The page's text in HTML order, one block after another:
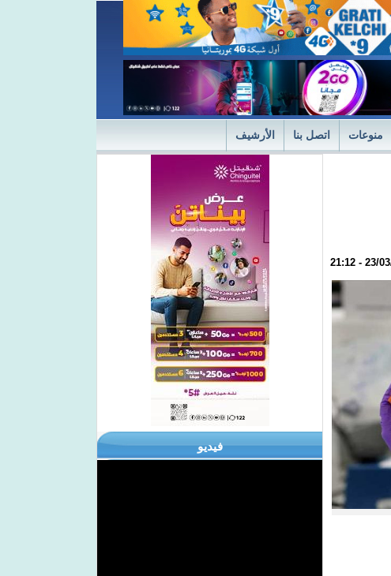
منوعات اتصل بنا الأرشيف
الحديثة
جوائز "التميز" في نسختها الأولى 2024
فيديو